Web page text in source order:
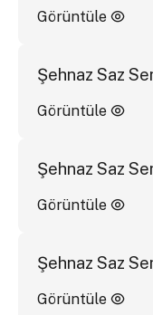
Görüntüle
Şehnaz Saz
Görüntüle
Şehnaz Saz
Görüntüle
Şehnaz Saz
Görüntüle